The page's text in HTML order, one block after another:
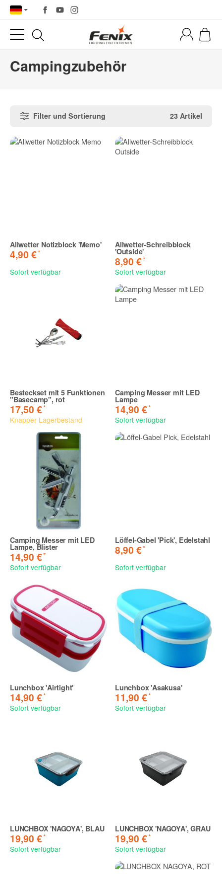
Campingzubehör
Filter und Sortierung 23 Artikel
Allwetter Notizblock 'Memo'
4,90 €*
Sofort verfügbar
Allwetter-Schreibblock
'Outside'
8,90 €*
Sofort verfügbar
Besteckset mit 5 Funktionen
"Basecamp", rot
17,50 €*
Knapper Lagerbestand
Camping Messer mit LED
Lampe
14,90 €*
Sofort verfügbar
Camping Messer mit LED
Lampe, Blister
14,90 €*
Sofort verfügbar
Löffel-Gabel 'Pick', Edelstahl
8,90 €*
Sofort verfügbar
Lunchbox 'Airtight'
14,90 €*
Sofort verfügbar
Lunchbox 'Asakusa'
11,90 €*
Sofort verfügbar
LUNCHBOX 'NAGOYA', BLAU
19,90 €*
Sofort verfügbar
LUNCHBOX 'NAGOYA', GRAU
19,90 €*
Sofort verfügbar